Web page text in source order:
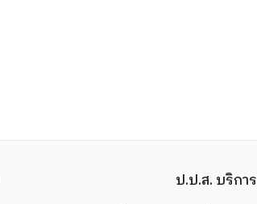
ป.ป.ส. บริการ